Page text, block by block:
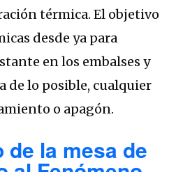
térmica. El objetivo
desde ya para
en los embalses y
de lo posible, cualquier
o apagón.
de la mesa de